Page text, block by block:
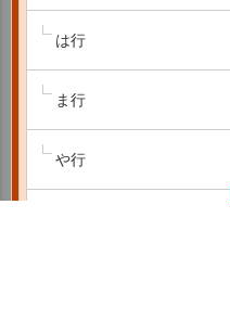
は行
ま行
や行